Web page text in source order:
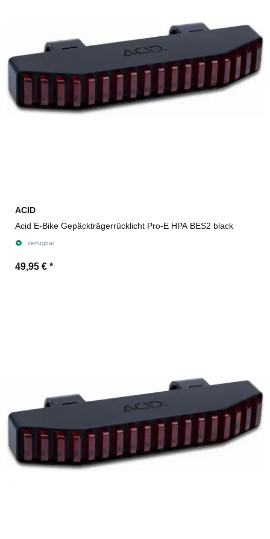
ACID
Acid E-Bike Gepäckträgerrücklicht Pro-E HPA BES2 black
verfügbar
49,95 € *